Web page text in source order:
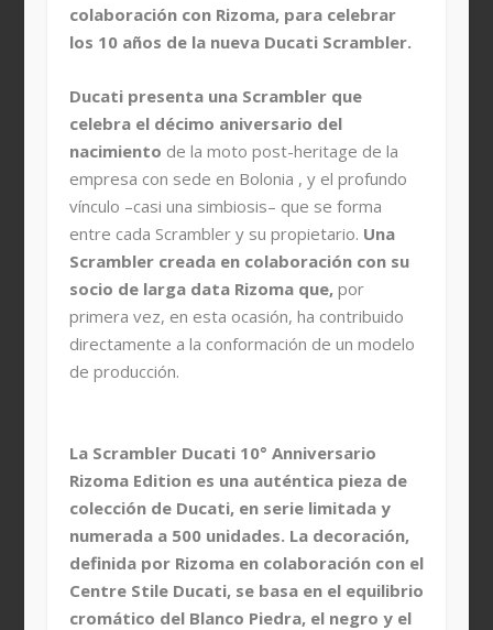
colaboración con Rizoma, para celebrar
los 10 años de la nueva Ducati Scrambler.
Ducati presenta una Scrambler que
celebra el décimo aniversario del
nacimiento de la moto post-heritage de la
empresa con sede en Bolonia , y el profundo
vínculo –casi una simbiosis– que se forma
entre cada Scrambler y su propietario. Una
Scrambler creada en colaboración con su
socio de larga data Rizoma que,por
primera vez, en esta ocasión, ha contribuido
directamente a la conformación de un modelo
de producción.
La Scrambler Ducati 10° Anniversario
Rizoma Edition es una auténtica pieza de
colección de Ducati, en serie limitada y
numerada a 500 unidades. La decoración,
definida por Rizoma en colaboración con el
Centre Stile Ducati, se basa en el equilibrio
cromático del Blanco Piedra, el negro y el